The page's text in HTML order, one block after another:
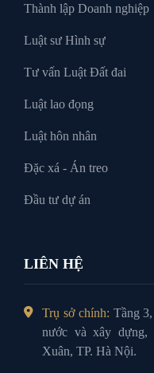
Thành lập Doanh nghiệp
Luật sư Hình sự
Tư vấn Luật Đất đai
Luật lao đọng
Luật hôn nhân
Đặc xá - Án treo
Đầu tư dự án
LIÊN HỆ
Trụ sở chính: Tầng
nước và xây dựng,
Xuân, TP. Hà Nội.